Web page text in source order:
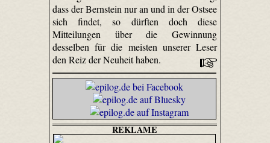
dass der Bernstein nur an und in der Ostsee
sich findet, so dürften doch diese
Mitteilungen über die Gewinnung
desselben für die meisten unserer Leser
den Reiz der Neuheit haben.
REKLAME